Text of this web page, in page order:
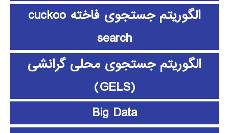
الگوریتم جستجوی فاخته cuckoo
search
الگوریتم جستجوی محلی گرانشی
(GELS)
Big Data